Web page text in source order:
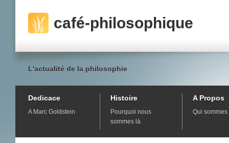
café-philosophique
L'actualité de la philosophie
Dedicace
A Marc Goldstein
Histoire
Pourquoi nous
sommes là
A Propos
Qui sommes